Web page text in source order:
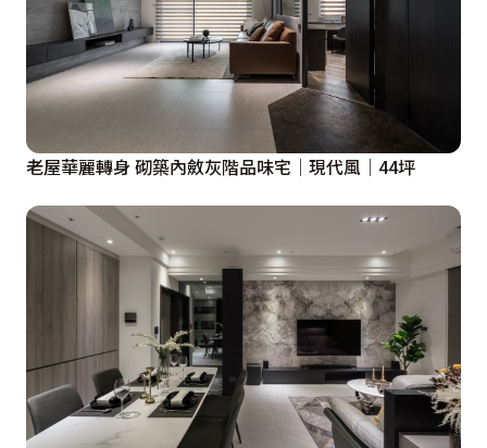
老屋華麗轉身 砌築內斂灰階品味宅│現代風│44坪